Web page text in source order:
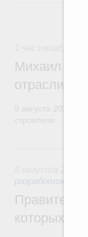
Михаил
отрасли с
9 августа 2026
разработок
которых